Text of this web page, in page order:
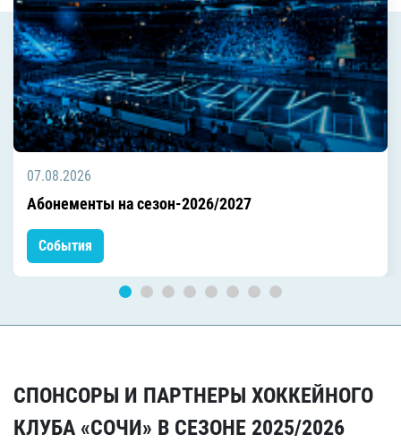
07.08.2026
Абонементы на сезон-2026/2027
События
СПОНСОРЫ И ПАРТНЕРЫ ХОККЕЙНОГО
КЛУБА «СОЧИ» В СЕЗОНЕ 2025/2026